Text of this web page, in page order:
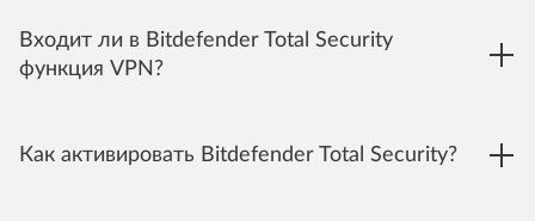
Входит ли в Bitdefender Total Security
функция VPN?
Как активировать Bitdefender Total Security?